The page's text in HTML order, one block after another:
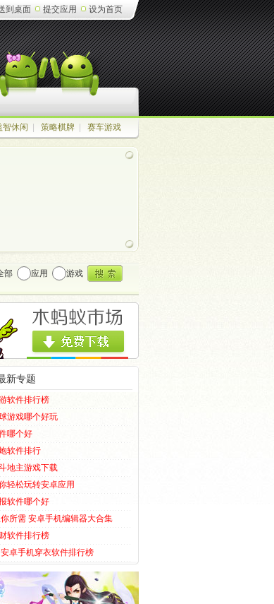
到桌面 提交应用 设为首页
智休闲 策略棋牌 赛车游戏
部 应用 游戏
新专题
软件排行榜
游戏哪个好玩
哪个好
软件排行
地主游戏下载
轻松玩转安卓应用
软件哪个好
所需 安卓手机编辑器大合集
软件排行榜
卓手机穿衣软件排行榜